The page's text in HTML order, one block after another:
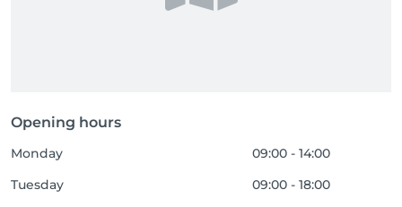
Opening hours
Monday
09:00 - 14:00
Tuesday
09:00 - 18:00